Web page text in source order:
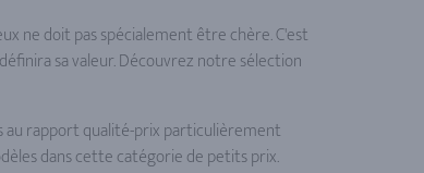
ne doit pas spécialement être chère. C'est
sa valeur. Découvrez notre sélection
au rapport qualité-prix particulièrement
dans cette catégorie de petits prix.